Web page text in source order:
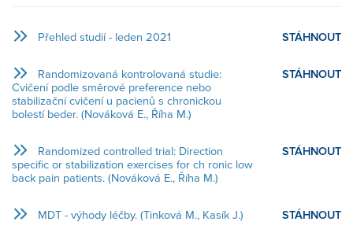
Přehled studií - leden 2021 STÁHNOUT
Randomizovaná kontrolovaná studie:
Cvičení podle směrové preference nebo
stabilizační cvičení u pacienů s chronickou
bolestí beder. (Nováková E., Říha M.)
STÁHNOUT
Randomized controlled trial: Direction
specific or stabilization exercises for ch ronic low
back pain patients. (Nováková E., Říha M.)
STÁHNOUT
MDT - výhody léčby. (Tinková M., Kasík J.) STÁHNOUT